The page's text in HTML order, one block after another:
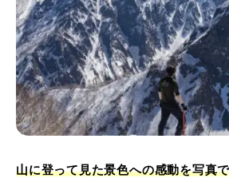
山に登って見た景色への感動を写真